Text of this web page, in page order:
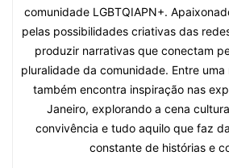
comunidade LGBTQIAPN+.
pelas possibilidades criativas das
produzir narrativas que conectam
pluralidade da comunidade. Entre
também encontra inspiração nas
Janeiro, explorando a cena
convivência e tudo aquilo que faz
constante de histórias e